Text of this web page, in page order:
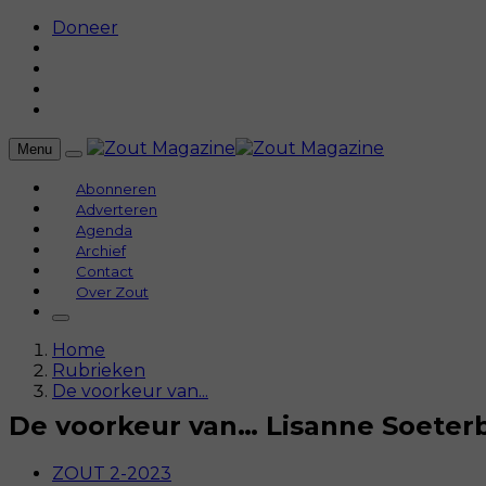
Doneer
Menu
Abonneren
Adverteren
Agenda
Archief
Contact
Over Zout
Home
Rubrieken
De voorkeur van...
De voorkeur van… Lisanne
ZOUT 2-2023